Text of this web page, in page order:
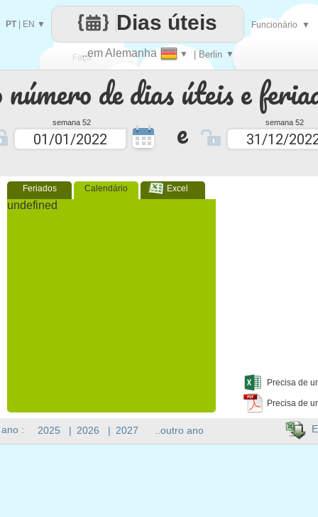
de dias úteis e
semana 52 e semana 52
Feriados Calendário Excel
undefined
Precisa de
Precisa de
Faça
cada
..em Alemanha ▼ | Berlin ▼
Dias úteis
PT| EN ▼ Funcionário ▼
: 2025 | 2026 | 2027 ..outro ano